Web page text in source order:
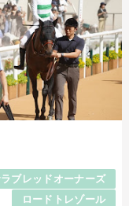
ブレッドオーナーズ
ロードトレゾール